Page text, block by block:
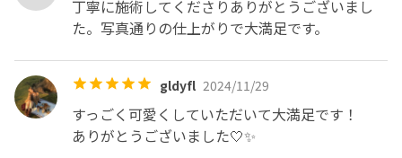
丁寧に施術してくださりありがとうございまし
た。写真通りの仕上がりで大満足です。
gldyfl 2024/11/29
すっごく可愛くしていただいて大満足です！
ありがとうございました🤍✨